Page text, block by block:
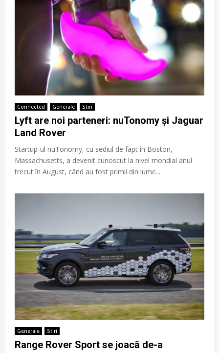
Connected Generale Stiri
Lyft are noi parteneri: nuTonomy și Jaguar
Land Rover
Startup-ul nuTonomy, cu sediul de fapt în Boston,
Massachusetts, a devenit cunoscut la nivel mondial anul
trecut în August, când au fost primii din lume...
Generale Stiri
Range Rover Sport se joacă de-a